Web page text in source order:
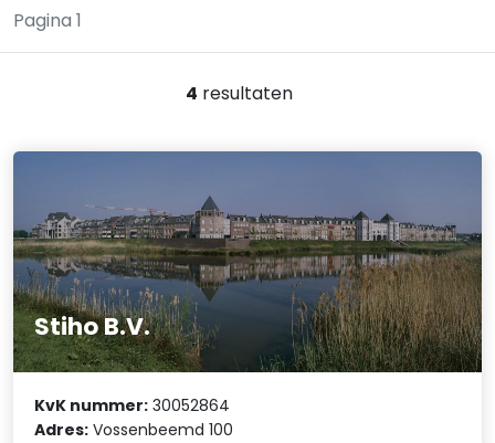
Pagina 1
4 resultaten
Stiho B.V.
KvK nummer: 30052864
Adres: Vossenbeemd 100